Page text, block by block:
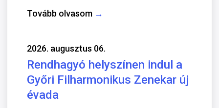
Tovább olvasom →
2026. augusztus 06.
Rendhagyó helyszínen indul a
Győri Filharmonikus Zenekar új
évada